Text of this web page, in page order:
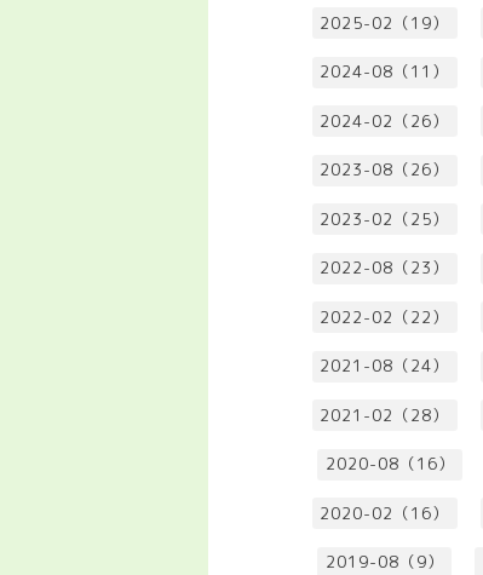
2025-02（19）
2024-08（11）
2024-02（26）
2023-08（26）
2023-02（25）
2022-08（23）
2022-02（22）
2021-08（24）
2021-02（28）
2020-08（16）
2020-02（16）
2019-08（9）